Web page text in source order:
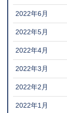
2022年6月
2022年5月
2022年4月
2022年3月
2022年2月
2022年1月